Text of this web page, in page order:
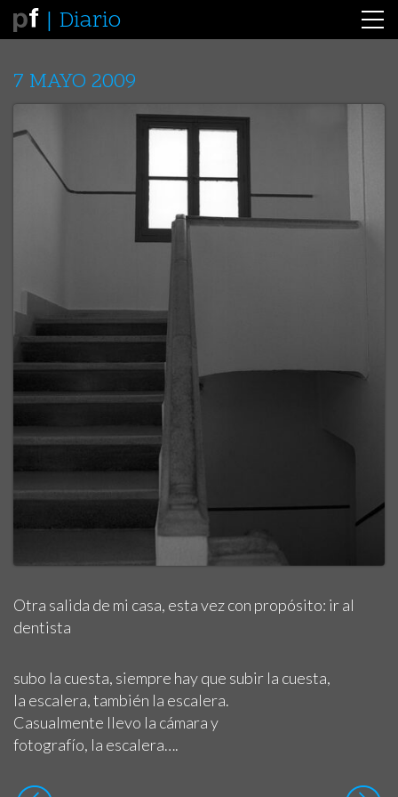
Diario
7 MAYO 2009
Otra salida de mi casa, esta vez con propósito: ir al
dentista
subo la cuesta, siempre hay que subir la cuesta,
la escalera, también la escalera.
Casualmente llevo la cámara y
fotografío, la escalera….